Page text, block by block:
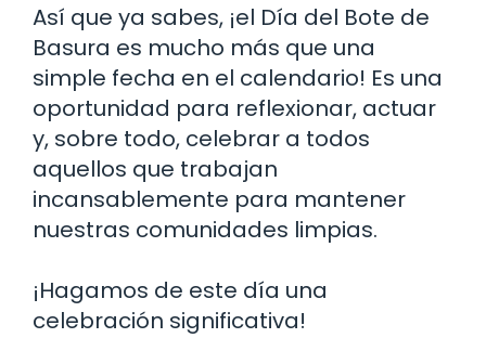
Así que ya sabes, ¡el Día del Bote de
Basura es mucho más que una
simple fecha en el calendario! Es una
oportunidad para reflexionar, actuar
y, sobre todo, celebrar a todos
aquellos que trabajan
incansablemente para mantener
nuestras comunidades limpias.
¡Hagamos de este día una
celebración significativa!